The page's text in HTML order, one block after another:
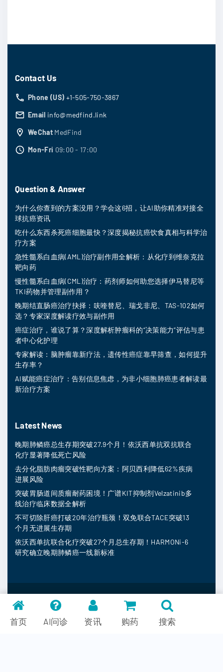
Contact Us
Phone (US) +1-505-750-3867
Email info@medfind.link
WeChat MedFind
Mon-Fri 09:00 - 17:00
Question & Answer
为什么你查到的方案没用？学会这6招，让AI助你精准对接全
球抗癌资讯
吃什么东西杀死癌细胞最快？深度揭秘抗癌饮食真相与科学治
疗方案
急性髓系白血病(AML)治疗副作用全解析：从化疗到维奈克拉
靶向药
慢性髓系白血病(CML)治疗：药剂师如何助您选择伊马替尼等
TKI药物并管理副作用？
晚期结直肠癌治疗抉择：呋喹替尼、瑞戈非尼、TAS-102如何
选？专家深度解读疗效与副作用
癌症治疗，谁说了算？深度解析肿瘤科的“决策能力”评估与患
者中心化护理
专家解读：脑肿瘤靠新疗法，遗传性癌症靠早筛查，如何提升
生存率？
AI赋能癌症治疗：告别信息焦虑，为非小细胞肺癌患者解读最
新治疗方案
Latest News
晚期肺鳞癌总生存期突破27.9个月！依沃西单抗双抗联合
化疗显著降低死亡风险
去分化脂肪肉瘤突破性靶向方案：阿贝西利降低62%疾病
进展风险
突破胃肠道间质瘤耐药困境！广谱KIT抑制剂Velzatinib多
线治疗临床数据全解析
不可切除肝癌打破20年治疗瓶颈！双免联合TACE突破13
个月无进展生存期
依沃西单抗联合化疗突破27个月总生存期！HARMONi-6
研究确立晚期肺鳞癌一线新标准
MedFind © 2026
首页 AI问诊 资讯 购药 搜索